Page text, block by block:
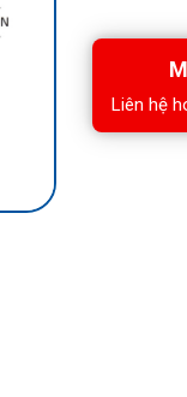
Liên hệ